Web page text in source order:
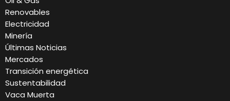
Renovables
Electricidad
Minería
Últimas Noticias
Mercados
Transición energética
Sustentabilidad
Vaca Muerta